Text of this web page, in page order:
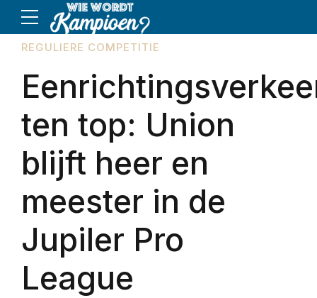
REGULIERE COMPETITIE
ten top: Union
blijft heer en
meester in de
Jupiler Pro
League